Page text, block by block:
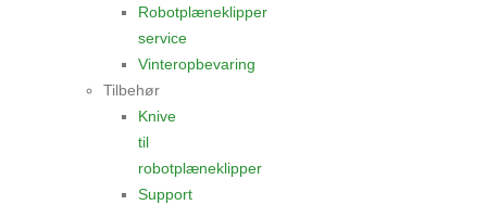
Robotplæneklipper
service
Vinteropbevaring
Tilbehør
Knive
til
robotplæneklipper
Support